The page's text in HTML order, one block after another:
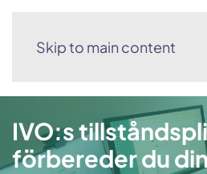
Skip to main content
IVO:s
förbereder du